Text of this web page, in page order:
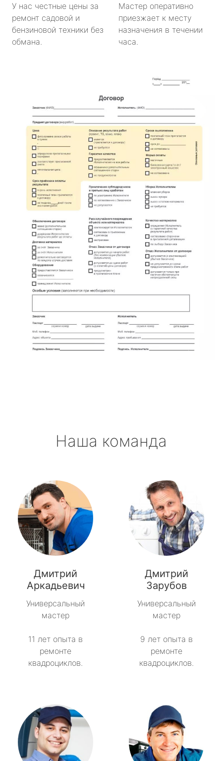
У нас честные цены за
ремонт садовой и
бензиновой техники без
обмана.
Мастер оперативно
приезжает к месту
назначения в течении
часа.
Наша команда
Дмитрий
Аркадьевич
Универсальный
мастер
11 лет опыта в
ремонте
квадроциклов.
Дмитрий
Зарубов
Универсальный
мастер
9 лет опыта в
ремонте
квадроциклов.